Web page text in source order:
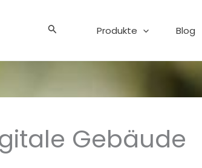
Suchen Produkte Blog
Gebäude